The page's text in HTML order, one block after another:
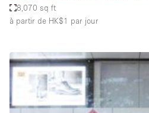
Mobilier
Parking Privé
Portants
Presentoir Vitrine
Rooftop / Terrasse
8,070 sq ft
à partir de HK$1 par jour